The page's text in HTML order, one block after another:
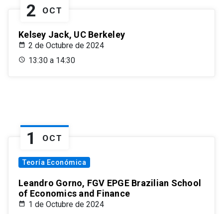
2 OCT
Kelsey Jack, UC Berkeley
2 de Octubre de 2024
13:30 a 14:30
1 OCT
Teoría Económica
Leandro Gorno, FGV EPGE Brazilian School
of Economics and Finance
1 de Octubre de 2024